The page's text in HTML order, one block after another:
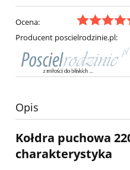
Ocena:
Producent poscielrodzinie.pl:
Opis
Kołdra puchowa
charakterystyka